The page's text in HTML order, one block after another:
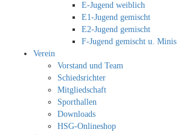
E-Jugend weiblich
E1-Jugend gemischt
E2-Jugend gemischt
F-Jugend gemischt u. Minis
Verein
Vorstand und Team
Schiedsrichter
Mitgliedschaft
Sporthallen
Downloads
HSG-Onlineshop